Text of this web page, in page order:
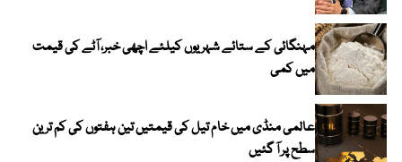
مہنگائی کے ستائے شہریوں کیلئے اچھی خبر، آٹے کی قیمت
میں کمی
عالمی منڈی میں خام تیل کی قیمتیں تین ہفتوں کی کم ترین
سطح پر آ گئیں